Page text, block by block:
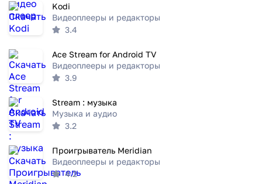
Kodi
Видеоплееры и редакторы
3.4
Ace Stream for Android TV
Видеоплееры и редакторы
3.9
Stream : музыка
Музыка и аудио
3.2
Проигрыватель Meridian
Видеоплееры и редакторы
4.2